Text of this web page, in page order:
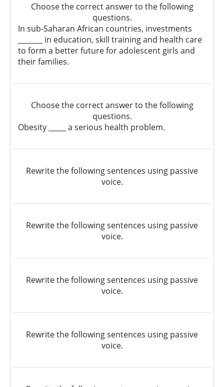
Choose the correct answer to the following
questions.
In sub-Saharan African countries, investments
_______ in education, skill training and health care
to form a better future for adolescent girls and
their families.
Choose the correct answer to the following
questions.
Obesity _____ a serious health problem.
Rewrite the following sentences using passive
voice.
Rewrite the following sentences using passive
voice.
Rewrite the following sentences using passive
voice.
Rewrite the following sentences using passive
voice.